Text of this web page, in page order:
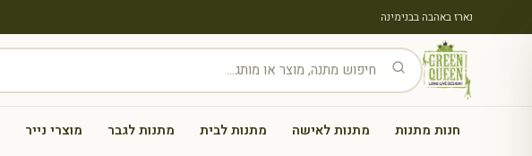
נארז באהבה בבנימינה
חנות מתנות מתנות לאישה מתנות לבית מתנות לגבר מוצרי נייר